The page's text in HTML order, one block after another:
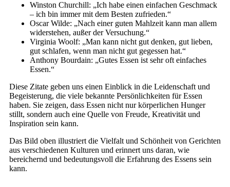
Winston Churchill: „Ich habe einen einfachen Geschmack
– ich bin immer mit dem Besten zufrieden.“
Oscar Wilde: „Nach einer guten Mahlzeit kann man allem
widerstehen, außer der Versuchung.“
Virginia Woolf: „Man kann nicht gut denken, gut lieben,
gut schlafen, wenn man nicht gut gegessen hat.“
Anthony Bourdain: „Gutes Essen ist sehr oft einfaches
Essen.“
Diese Zitate geben uns einen Einblick in die Leidenschaft und
Begeisterung, die viele bekannte Persönlichkeiten für Essen
haben. Sie zeigen, dass Essen nicht nur körperlichen Hunger
stillt, sondern auch eine Quelle von Freude, Kreativität und
Inspiration sein kann.
Das Bild oben illustriert die Vielfalt und Schönheit von Gerichten
aus verschiedenen Kulturen und erinnert uns daran, wie
bereichernd und bedeutungsvoll die Erfahrung des Essens sein
kann.